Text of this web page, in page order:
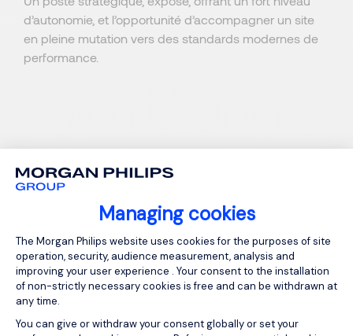
Managing cookies
Consent Management Platform:
The Morgan Philips website uses cookies for the purposes of site
operation, security, audience measurement, analysis and
improving your user experience . Your consent to the installation
of non-strictly necessary cookies is free and can be withdrawn at
any time.
You can give or withdraw your consent globally or set your
d’autonomie, et l’opportunité d’accompagner un site
en pleine mutation vers des standards modernes de
performance.
Apply for
Responsable du
Controle de